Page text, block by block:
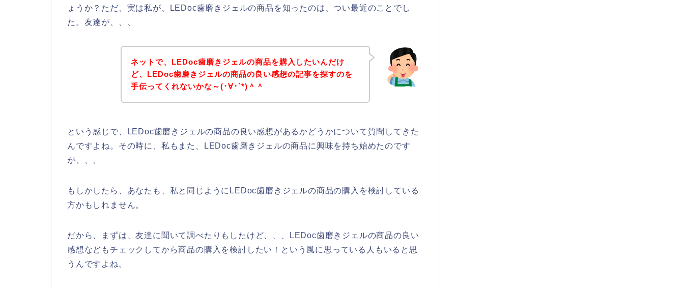
ょうか？ただ、実は私が、LEDoc歯磨きジェルの商品を知ったのは、つい最近のことでし
た。友達が、、、
ネットで、LEDoc歯磨きジェルの商品を購入したいんだけ
ど、LEDoc歯磨きジェルの商品の良い感想の記事を探すのを
手伝ってくれないかな～(･∀･`*)＾＾
という感じで、LEDoc歯磨きジェルの商品の良い感想があるかどうかについて質問してきた
んですよね。その時に、私もまた、LEDoc歯磨きジェルの商品に興味を持ち始めたのです
が、、、
もしかしたら、あなたも、私と同じようにLEDoc歯磨きジェルの商品の購入を検討している
方かもしれません。
だから、まずは、友達に聞いて調べたりもしたけど、、、LEDoc歯磨きジェルの商品の良い
感想などもチェックしてから商品の購入を検討したい！という風に思っている人もいると思
うんですよね。